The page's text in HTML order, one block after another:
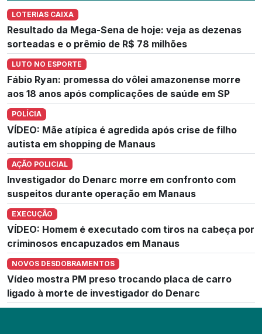
LOTERIAS CAIXA
Resultado da Mega-Sena de hoje: veja as dezenas
sorteadas e o prêmio de R$ 78 milhões
LUTO NO ESPORTE
Fábio Ryan: promessa do vôlei amazonense morre
aos 18 anos após complicações de saúde em SP
POLÍCIA
VÍDEO: Mãe atípica é agredida após crise de filho
autista em shopping de Manaus
AÇÃO POLICIAL
Investigador do Denarc morre em confronto com
suspeitos durante operação em Manaus
EXECUÇÃO
VÍDEO: Homem é executado com tiros na cabeça por
criminosos encapuzados em Manaus
NOVOS DESDOBRAMENTOS
Vídeo mostra PM preso trocando placa de carro
ligado à morte de investigador do Denarc